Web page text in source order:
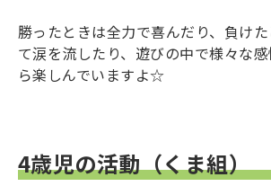
勝ったときは全力で喜んだり、負け
て涙を流したり、遊びの中で様々な
ら楽しんでいますよ☆
4歳児の活動（くま組）